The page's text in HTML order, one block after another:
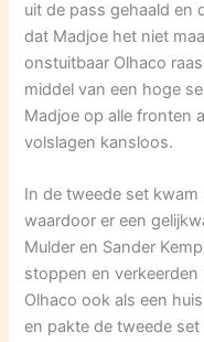
uit de pass gehaald en
dat Madjoe het niet
onstuitbaar Olhaco
middel van een hoge
Madjoe op alle fronten
volslagen kansloos.
In de tweede set
waardoor er een
Mulder en Sander
stoppen en
Olhaco ook als een
en pakte de tweede